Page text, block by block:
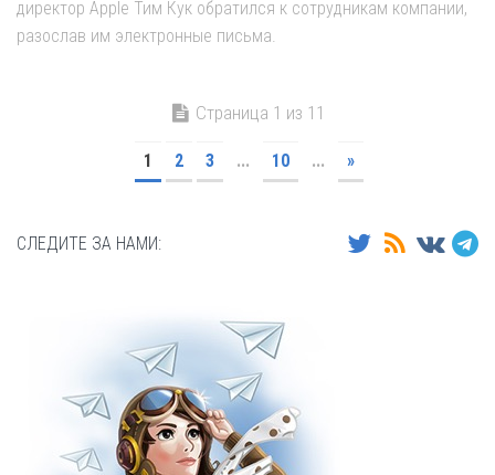
директор Apple Тим Кук обратился к сотрудникам компании,
разослав им электронные письма.
Страница 1 из 11
1 2 3 ... 10 ... »
СЛЕДИТЕ ЗА НАМИ: